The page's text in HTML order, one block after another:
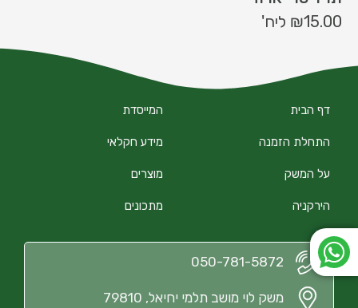
₪15.00 ליח'
דף הבית
התחלת הזמנה
על המשק
הירקניה
המייסדת
מידע חקלאי
מוצרים
מתכונים
050-781-5872
משק לוי מושב תלמי יחיאל, 79810